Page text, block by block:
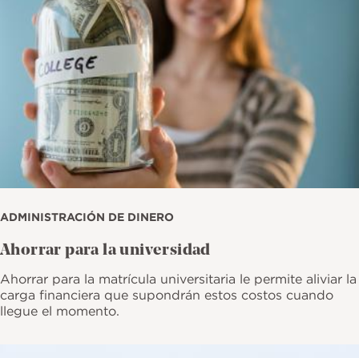
ADMINISTRACIÓN DE DINERO
Ahorrar para la universidad
Ahorrar para la matrícula universitaria le permite aliviar la
carga financiera que supondrán estos costos cuando
llegue el momento.